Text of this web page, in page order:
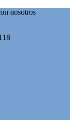
nosotros